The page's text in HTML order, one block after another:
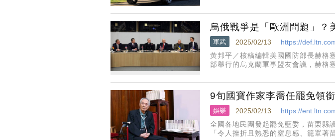
烏俄戰爭是「歐洲問題」？
軍武 2025/02/13
https://
黃邦平／核稿編輯美國國防部長赫格
部舉行的烏克蘭軍事盟友會議，赫格
9旬國寶作家李喬任罷免領
娛樂 2025/02/13
https://
全國各地民團發起罷免藍委，苗栗縣
「令人挫折且熟悉的窒息感、籠罩